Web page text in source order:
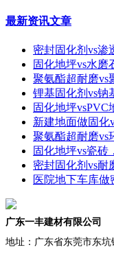
最新资讯文章
密封固化剂vs渗
固化地坪vs水磨
聚氨酯超耐磨vs
锂基固化剂vs钠
固化地坪vsPVC
新建地面做固化
聚氨酯超耐磨vs
固化地坪vs瓷砖
密封固化剂vs耐
医院地下车库
广东一丰建材有限公司
地址： 广东省东莞市东